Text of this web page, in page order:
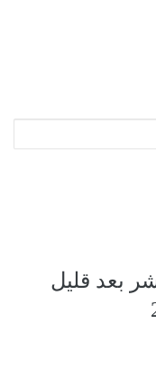
بعد قليل